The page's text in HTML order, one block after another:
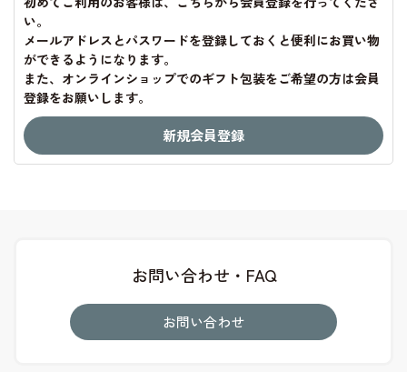
い。
メールアドレスとパスワードを登録しておくと便利にお買い物
ができるようになります。
また、オンラインショップでのギフト包装をご希望の方は会員
登録をお願いします。
お問い合わせ・FAQ
お問い合わせ